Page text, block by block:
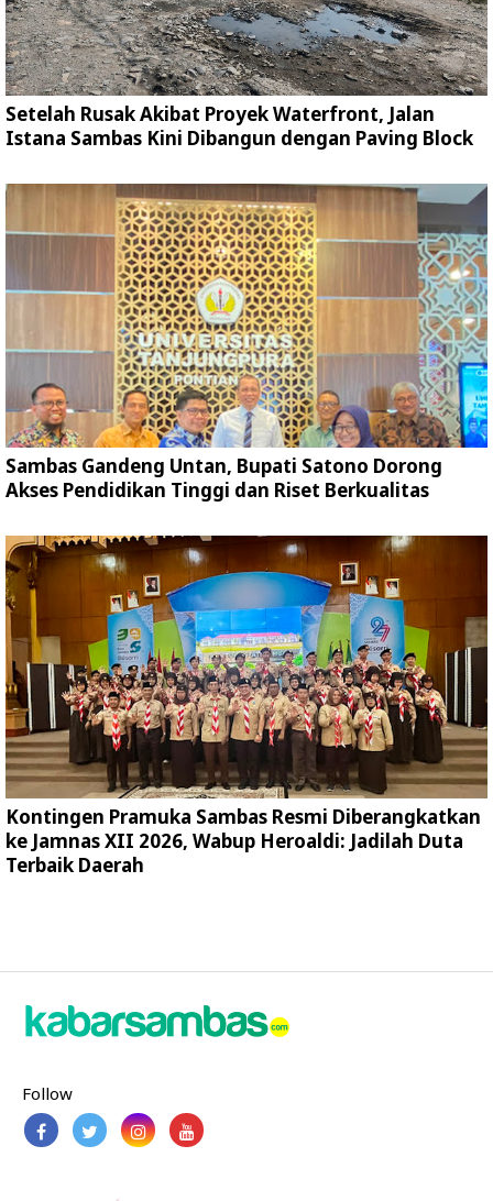
Setelah Rusak Akibat Proyek Waterfront, Jalan
Istana Sambas Kini Dibangun dengan Paving Block
Sambas Gandeng Untan, Bupati Satono Dorong
Akses Pendidikan Tinggi dan Riset Berkualitas
Kontingen Pramuka Sambas Resmi Diberangkatkan
ke Jamnas XII 2026, Wabup Heroaldi: Jadilah Duta
Terbaik Daerah
Follow